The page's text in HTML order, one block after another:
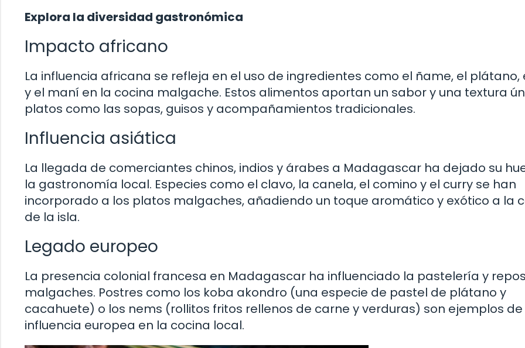
Explora la diversidad gastronómica
Impacto africano
La influencia africana se refleja en el uso de ingredientes como el ñame, el plátano,
y el maní en la cocina malgache. Estos alimentos aportan un sabor y una textura
platos como las sopas, guisos y acompañamientos tradicionales.
Influencia asiática
La llegada de comerciantes chinos, indios y árabes a Madagascar ha dejado su
la gastronomía local. Especies como el clavo, la canela, el comino y el curry se han
incorporado a los platos malgaches, añadiendo un toque aromático y exótico a la
de la isla.
Legado europeo
La presencia colonial francesa en Madagascar ha influenciado la pastelería y
malgaches. Postres como los koba akondro (una especie de pastel de plátano y
cacahuete) o los nems (rollitos fritos rellenos de carne y verduras) son ejemplos de
influencia europea en la cocina local.